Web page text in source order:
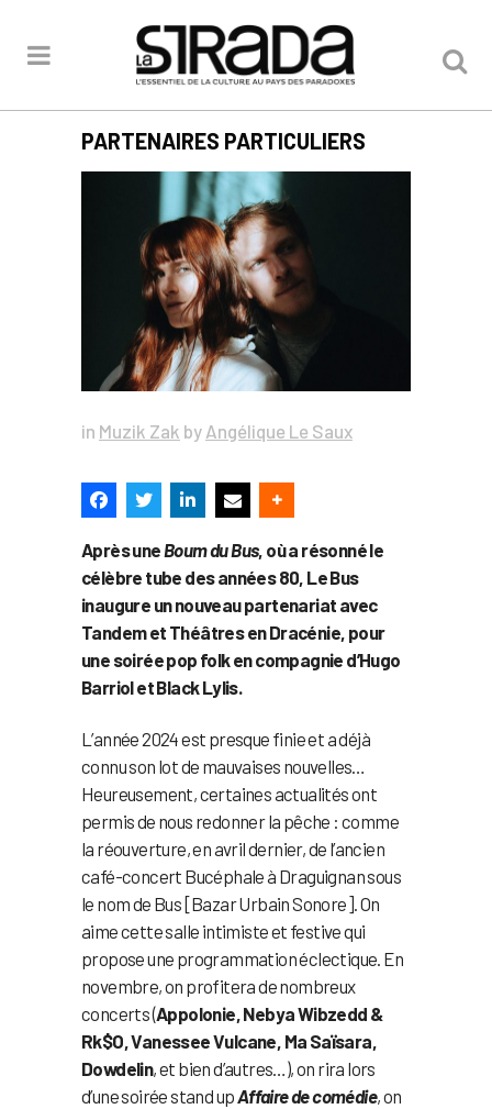
PARTENAIRES PARTICULIERS
in Muzik Zak by Angélique Le Saux
Après uneBoum du Bus, où a résonné le
célèbre tube des années 80, Le Bus
inaugure un nouveau partenariat avec
Tandem et Théâtres en Dracénie, pour
une soirée pop folk en compagnie d’Hugo
Barriol et Black Lylis.
L’année 2024 est presque finie et a déjà
connu son lot de mauvaises nouvelles…
Heureusement, certaines actualités ont
permis de nous redonner la pêche : comme
la réouverture, en avril dernier, de l’ancien
café-concert Bucéphale à Draguignan sous
le nom de Bus [Bazar Urbain Sonore]. On
aime cette salle intimiste et festive qui
propose une programmation éclectique. En
novembre, on profitera de nombreux
concerts (Appolonie, Nebya Wibzedd &
Rk$O, Vanessee Vulcane, Ma Saïsara,
Dowdelin, et bien d’autres…), on rira lors
d’une soirée stand upAffaire de comédie, on